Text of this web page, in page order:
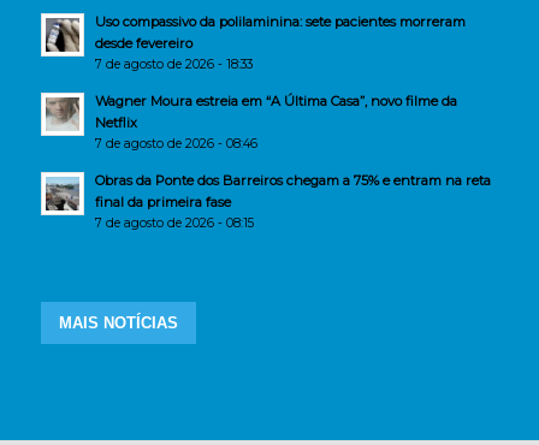
Uso compassivo da polilaminina: sete pacientes morreram
desde fevereiro
7 de agosto de 2026 - 18:33
Wagner Moura estreia em “A Última Casa”, novo filme da
Netflix
7 de agosto de 2026 - 08:46
Obras da Ponte dos Barreiros chegam a 75% e entram na reta
final da primeira fase
7 de agosto de 2026 - 08:15
MAIS NOTÍCIAS